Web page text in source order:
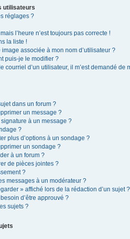
utilisateurs
réglages ?
l’heure n’est toujours pas correcte !
la liste !
associée à mon nom d’utilisateur ?
puis-je le modifier ?
courriel d’un utilisateur, il m’est demandé de
dans un forum ?
un message ?
à un message ?
?
plus d’options à un sondage ?
un sondage ?
à un forum ?
de pièces jointes ?
?
messages à un modérateur ?
» affiché lors de la rédaction d’un sujet ?
d’être approuvé ?
sujets ?